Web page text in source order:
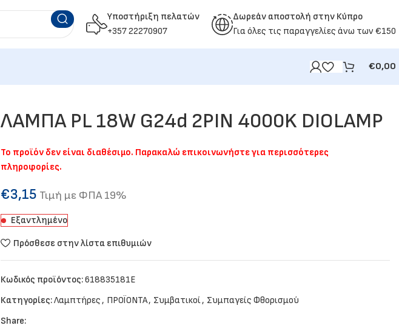
Υποστήριξη πελατών
+357 22270907
Δωρεάν αποστολή στην Κύπρο
Για όλες τις παραγγελίες άνω των €150
€0,00
ΛΑΜΠΑ PL 18W G24d 2PIN 4000K DIOLAMP
Το προϊόν δεν είναι διαθέσιμο. Παρακαλώ επικοινωνήστε για περισσότερες
πληροφορίες.
€3,15 Τιμή με ΦΠΑ 19%
Εξαντλημένο
Πρόσθεσε στην λίστα επιθυμιών
Κωδικός προϊόντος:618835181E
Κατηγορίες:Λαμπτήρες, ΠΡΟΪΟΝΤΑ, Συμβατικοί, Συμπαγείς Φθορισμού
Share: